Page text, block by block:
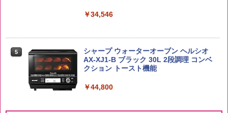
￥4,536
白州 Story of the Distillery 2026 化粧箱
￥20,000
ップ麺 78g×20個
￥34,546
5
シャープ ウォーターオーブン ヘルシオ
AX-XJ1-B ブラック 30L 2段調理 コンベ
クション トースト機能
￥44,800